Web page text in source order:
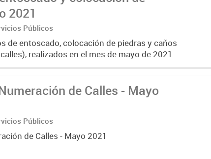
2021
Públicos
de entoscado, colocación de piedras y caños
realizados en el mes de mayo de 2021
de Calles - Mayo
Públicos
de Calles - Mayo 2021